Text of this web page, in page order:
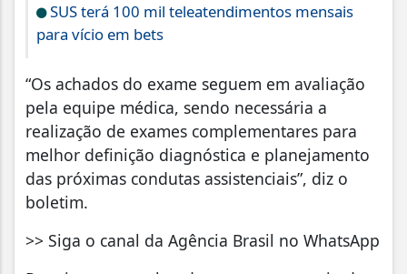
SUS terá 100 mil teleatendimentos mensais
para vício em bets
“Os achados do exame seguem em avaliação
pela equipe médica, sendo necessária a
realização de exames complementares para
melhor definição diagnóstica e planejamento
das próximas condutas assistenciais”, diz o
boletim.
>> Siga o canal da Agência Brasil no WhatsApp